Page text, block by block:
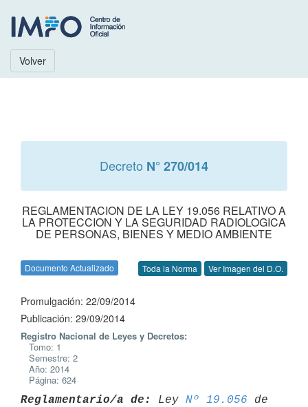
Volver
Decreto N° 270/014
REGLAMENTACION DE LA LEY 19.056 RELATIVO A
LA PROTECCION Y LA SEGURIDAD RADIOLOGICA
DE PERSONAS, BIENES Y MEDIO AMBIENTE
Documento Actualizado Toda la Norma Ver Imagen del D.O.
Promulgación: 22/09/2014
Publicación: 29/09/2014
Registro Nacional de Leyes y Decretos:
Tomo: 1
Semestre: 2
Año: 2014
Página: 624
Reglamentario/a de: Ley Nº 19.056 de